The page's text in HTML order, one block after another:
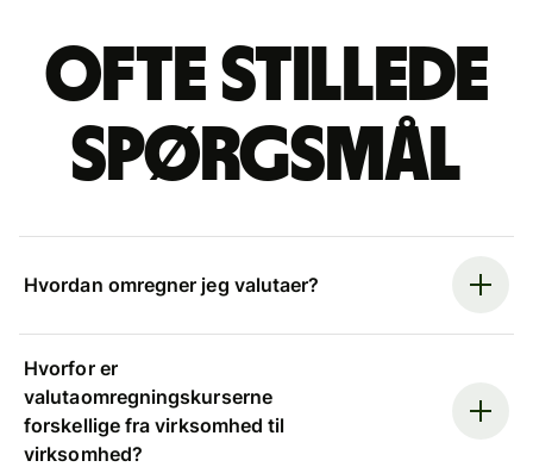
Ofte stillede
spørgsmål
Hvordan omregner jeg valutaer?
Hvorfor er
valutaomregningskurserne
forskellige fra virksomhed til
virksomhed?